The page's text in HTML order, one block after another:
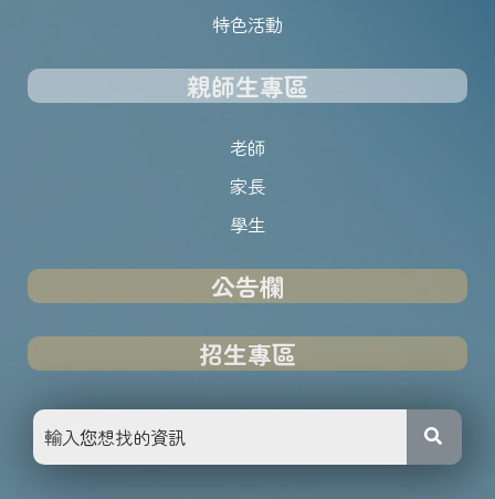
特色活動
親師生專區
老師
家長
學生
公告欄
招生專區